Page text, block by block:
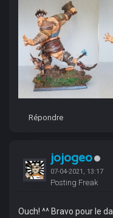
Répondre
jojogeo
07-04-2021, 13:17
Posting Freak
Ouch! ^^ Bravo pour le